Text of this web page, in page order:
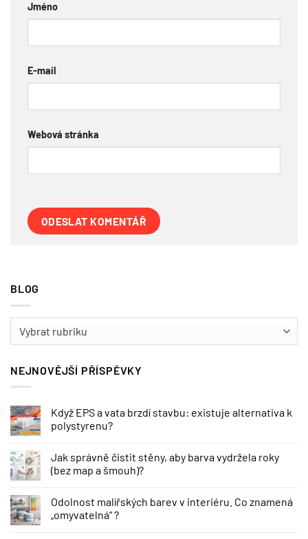
Jméno
E-mail
Webová stránka
BLOG
NEJNOVĚJŠÍ PŘÍSPĚVKY
Když EPS a vata brzdí stavbu: existuje alternativa k
polystyrenu?
Jak správně čistit stěny, aby barva vydržela roky
(bez map a šmouh)?
Odolnost malířských barev v interiéru. Co znamená
„omyvatelná“ ?